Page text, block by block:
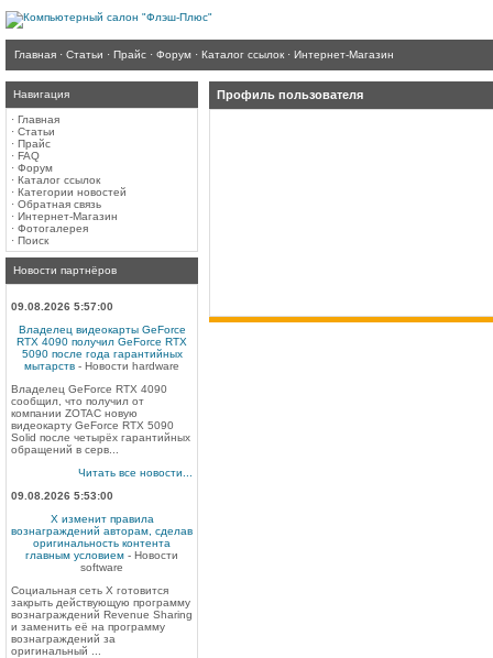
Главная · Статьи · Прайс · Форум · Каталог ссылок · Интернет-Магазин
Навигация
· Главная
· Статьи
· Прайс
· FAQ
· Форум
· Каталог ссылок
· Категории новостей
· Обратная связь
· Интернет-Магазин
· Фотогалерея
· Поиск
Новости партнёров
09.08.2026 5:57:00
Владелец видеокарты GeForce
RTX 4090 получил GeForce RTX
5090 после года гарантийных
мытарств - Новости hardware
Владелец GeForce RTX 4090
сообщил, что получил от
компании ZOTAC новую
видеокарту GeForce RTX 5090
Solid после четырёх гарантийных
обращений в серв...
Читать все новости...
09.08.2026 5:53:00
X изменит правила
вознаграждений авторам, сделав
оригинальность контента
главным условием - Новости
software
Социальная сеть X готовится
закрыть действующую программу
вознаграждений Revenue Sharing
и заменить её на программу
вознаграждений за
оригинальный ...
Профиль пользователя